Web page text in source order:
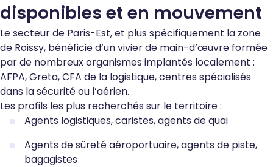
disponibles et en mouvement
Le secteur de Paris-Est, et plus spécifiquement la zone
de Roissy, bénéficie d’un vivier de main-d’œuvre formée
par de nombreux organismes implantés localement :
AFPA, Greta, CFA de la logistique, centres spécialisés
dans la sécurité ou l’aérien.
Les profils les plus recherchés sur le territoire :
Agents logistiques, caristes, agents de quai
Agents de sûreté aéroportuaire, agents de piste,
bagagistes